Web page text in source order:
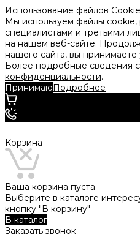
Использование файлов Cookie
Мы используем файлы
специалистами и третьими
на нашем веб-сайте.
нашего сайта, вы принимаете
Более подробные сведения
конфиденциальности.
ПринимаюПодробнее
Корзина
Ваша корзина пуста
Выберите в каталоге
кнопку "В корзину"
В каталог
Заказать звонок